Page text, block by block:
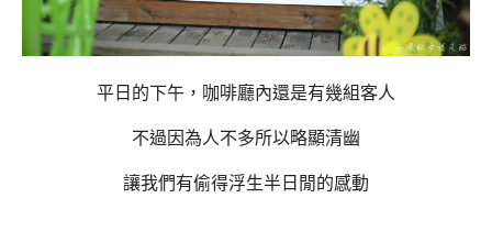
平日的下午，咖啡廳內還是有幾組客人
不過因為人不多所以略顯清幽
讓我們有偷得浮生半日閒的感動